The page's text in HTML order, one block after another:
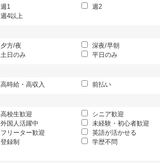
週1
週2
週4以上
夕方/夜
深夜/早朝
土日のみ 平日のみ
高時給・高収入 前払い
高校生歓迎
シニア歓迎
外国人活躍中
未経験・初心者歓迎
フリーター歓迎
英語が活かせる
登録制
学歴不問